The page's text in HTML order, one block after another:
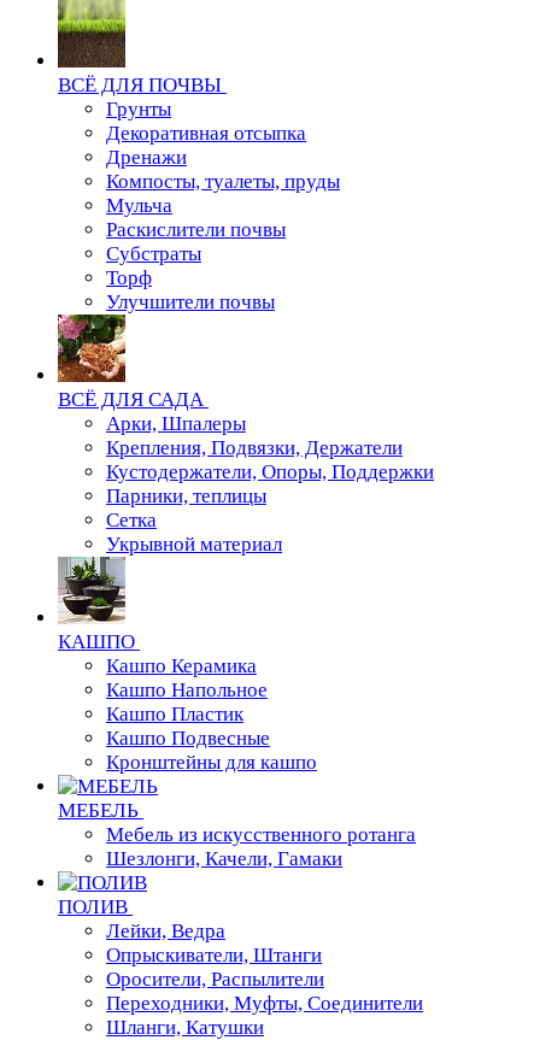
ВСЁ ДЛЯ ПОЧВЫ
Грунты
Декоративная отсыпка
Дренажи
Компосты, туалеты, пруды
Мульча
Раскислители почвы
Субстраты
Торф
Улучшители почвы
ВСЁ ДЛЯ САДА
Арки, Шпалеры
Крепления, Подвязки, Держатели
Кустодержатели, Опоры, Поддержки
Парники, теплицы
Сетка
Укрывной материал
КАШПО
Кашпо Керамика
Кашпо Напольное
Кашпо Пластик
Кашпо Подвесные
Кронштейны для кашпо
МЕБЕЛЬ
Мебель из искусственного ротанга
Шезлонги, Качели, Гамаки
ПОЛИВ
Лейки, Ведра
Опрыскиватели, Штанги
Оросители, Распылители
Переходники, Муфты, Соединители
Шланги, Катушки